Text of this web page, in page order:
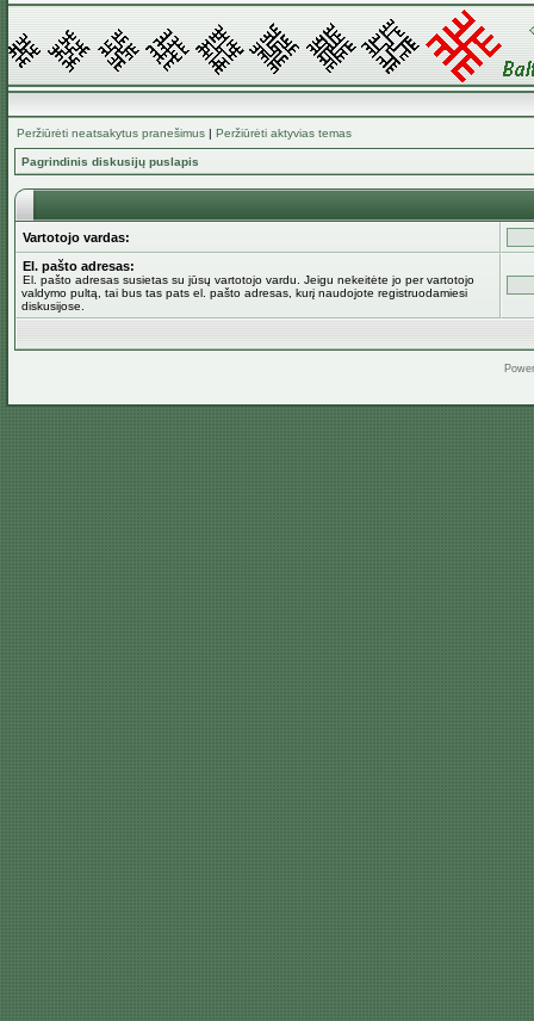
Peržiūrėti neatsakytus pranešimus | Peržiūrėti aktyvias temas
Pagrindinis diskusijų puslapis
Vartotojo vardas:
El. pašto adresas:
El. pašto adresas susietas su jūsų vartotojo vardu. Jeigu nekeitėte jo per vartotojo
valdymo pultą, tai bus tas pats el. pašto adresas, kurį naudojote registruodamiesi
diskusijose.